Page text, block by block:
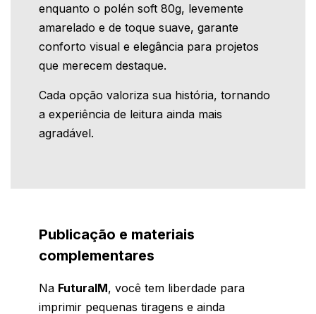
enquanto o polén soft 80g, levemente
amarelado e de toque suave, garante
conforto visual e elegância para projetos
que merecem destaque.
Cada opção valoriza sua história, tornando
a experiência de leitura ainda mais
agradável.
Publicação e materiais
complementares
Na FuturaIM, você tem liberdade para
imprimir pequenas tiragens e ainda